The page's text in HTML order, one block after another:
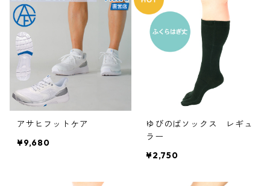
アサヒフットケア
¥9,680
ゆびのばソックス レギュ
ラー
¥2,750